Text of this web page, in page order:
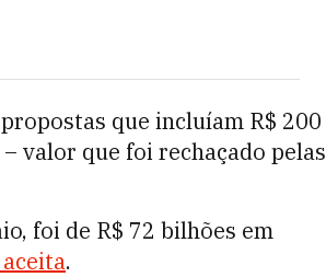
que incluíam R$ 200
valor que foi rechaçado pelas
foi de R$ 72 bilhões em
.